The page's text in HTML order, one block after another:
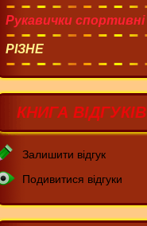
Рукавички спортивні
РІЗНЕ
КНИГА ВІДГУКІВ
Залишити відгук
Подивитися відгуки